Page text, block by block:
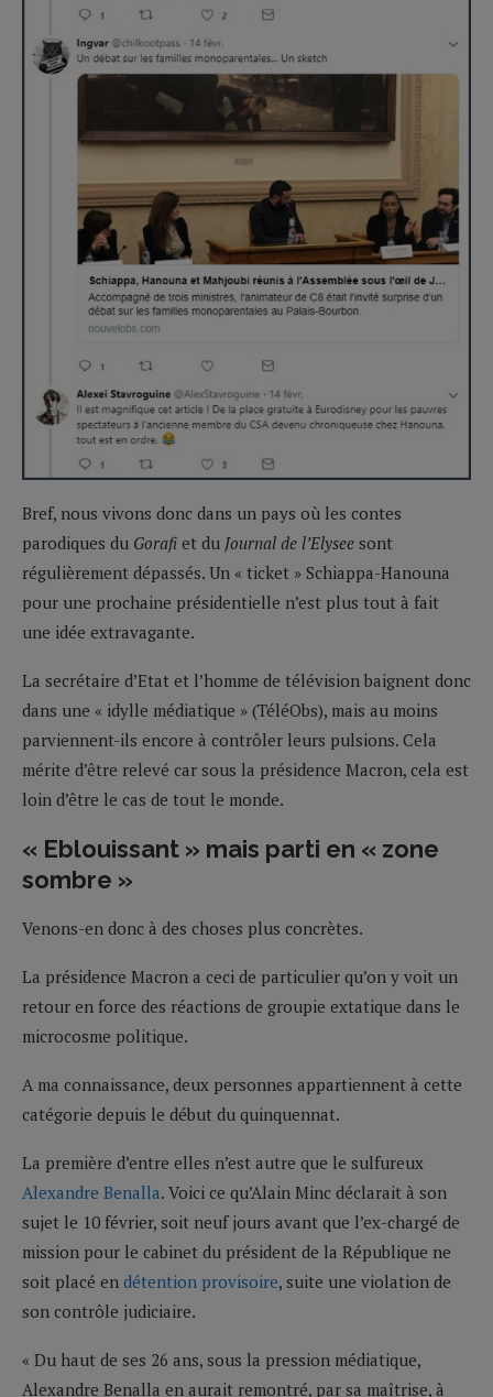
Bref, nous vivons donc dans un pays où les contes
parodiques du Gorafi et du Journal de l’Elysee sont
régulièrement dépassés. Un « ticket » Schiappa-Hanouna
pour une prochaine présidentielle n’est plus tout à fait
une idée extravagante.
La secrétaire d’Etat et l’homme de télévision baignent donc
dans une « idylle médiatique » (TéléObs), mais au moins
parviennent-ils encore à contrôler leurs pulsions. Cela
mérite d’être relevé car sous la présidence Macron, cela est
loin d’être le cas de tout le monde.
« Eblouissant » mais parti en « zone
sombre »
Venons-en donc à des choses plus concrètes.
La présidence Macron a ceci de particulier qu’on y voit un
retour en force des réactions de groupie extatique dans le
microcosme politique.
A ma connaissance, deux personnes appartiennent à cette
catégorie depuis le début du quinquennat.
La première d’entre elles n’est autre que le sulfureux
Alexandre Benalla. Voici ce qu’Alain Minc déclarait à son
sujet le 10 février, soit neuf jours avant que l’ex-chargé de
mission pour le cabinet du président de la République ne
soit placé en détention provisoire, suite une violation de
son contrôle judiciaire.
« Du haut de ses 26 ans, sous la pression médiatique,
Alexandre Benalla en aurait remontré, par sa maîtrise, à